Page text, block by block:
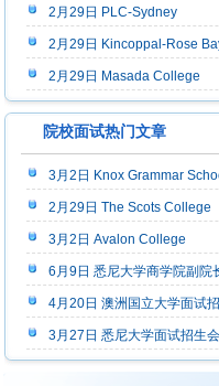
2月29日 PLC-Sydney
2月29日 Kincoppal-Rose
2月29日 Masada College
院校面试热门文章
3月2日 Knox Grammar
2月29日 The Scots College
3月2日 Avalon College
6月9日 悉尼大学商学院副院
4月20日 澳洲国立大学面试
3月27日 悉尼大学面试招生会